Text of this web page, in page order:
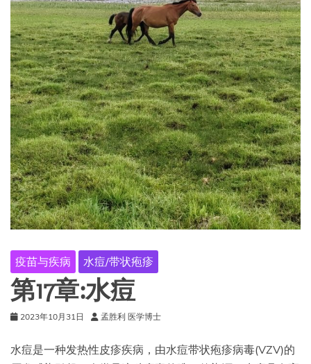
疫苗与疾病 水痘/带状疱疹
第17章:水痘
2023年10月31日 孟胜利 医学博士
水痘是一种发热性皮疹疾病，由水痘带状疱疹病毒(VZV)的